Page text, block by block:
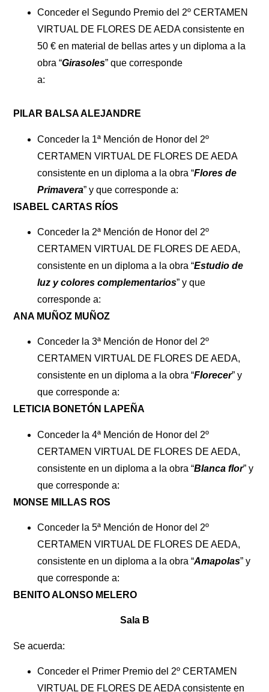
Conceder el Segundo Premio del 2º CERTAMEN
VIRTUAL DE FLORES DE AEDA consistente en
50 € en material de bellas artes y un diploma a la
obra “Girasoles” que corresponde
a:
PILAR BALSA ALEJANDRE
Conceder la 1ª Mención de Honor del 2º
CERTAMEN VIRTUAL DE FLORES DE AEDA
consistente en un diploma a la obra “Flores de
Primavera” y que corresponde a:
ISABEL CARTAS RÍOS
Conceder la 2ª Mención de Honor del 2º
CERTAMEN VIRTUAL DE FLORES DE AEDA,
consistente en un diploma a la obra “Estudio de
luz y colores complementarios” y que
corresponde a:
ANA MUÑOZ MUÑOZ
Conceder la 3ª Mención de Honor del 2º
CERTAMEN VIRTUAL DE FLORES DE AEDA,
consistente en un diploma a la obra “Florecer” y
que corresponde a:
LETICIA BONETÓN LAPEÑA
Conceder la 4ª Mención de Honor del 2º
CERTAMEN VIRTUAL DE FLORES DE AEDA,
consistente en un diploma a la obra “Blanca flor” y
que corresponde a:
MONSE MILLAS ROS
Conceder la 5ª Mención de Honor del 2º
CERTAMEN VIRTUAL DE FLORES DE AEDA,
consistente en un diploma a la obra “Amapolas” y
que corresponde a:
BENITO ALONSO MELERO
Sala B
Se acuerda:
Conceder el Primer Premio del 2º CERTAMEN
VIRTUAL DE FLORES DE AEDA consistente en